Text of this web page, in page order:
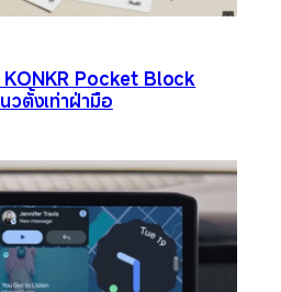
KONKR Pocket Block
วตั้งเท่าฝ่ามือ